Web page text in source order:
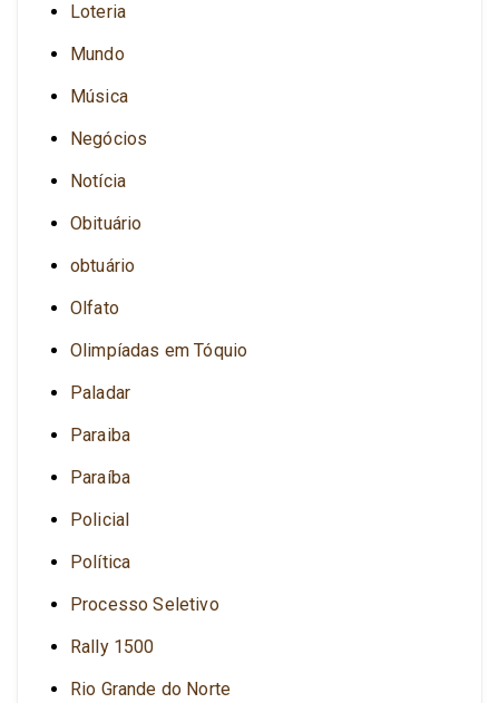
Loteria
Mundo
Música
Negócios
Notícia
Obituário
obtuário
Olfato
Olimpíadas em Tóquio
Paladar
Paraiba
Paraíba
Policial
Política
Processo Seletivo
Rally 1500
Rio Grande do Norte